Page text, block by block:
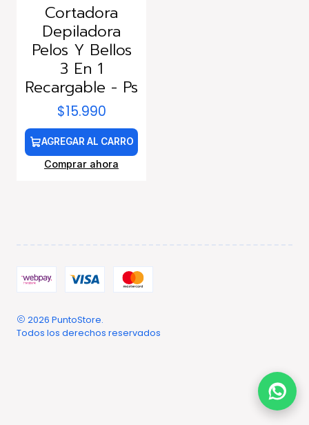
Cortadora
Depiladora
Pelos Y Bellos
3 En 1
Recargable - Ps
$15.990
AGREGAR AL CARRO
Comprar ahora
2026 PuntoStore.
Todos los derechos reservados